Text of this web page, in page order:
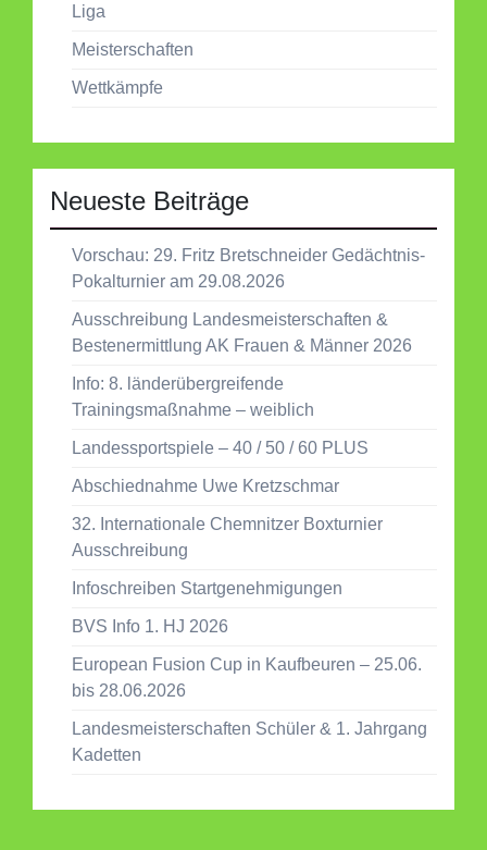
Liga
Meisterschaften
Wettkämpfe
Neueste Beiträge
Vorschau: 29. Fritz Bretschneider Gedächtnis-
Pokalturnier am 29.08.2026
Ausschreibung Landesmeisterschaften &
Bestenermittlung AK Frauen & Männer 2026
Info: 8. länderübergreifende
Trainingsmaßnahme – weiblich
Landessportspiele – 40 / 50 / 60 PLUS
Abschiednahme Uwe Kretzschmar
32. Internationale Chemnitzer Boxturnier
Ausschreibung
Infoschreiben Startgenehmigungen
BVS Info 1. HJ 2026
European Fusion Cup in Kaufbeuren – 25.06.
bis 28.06.2026
Landesmeisterschaften Schüler & 1. Jahrgang
Kadetten